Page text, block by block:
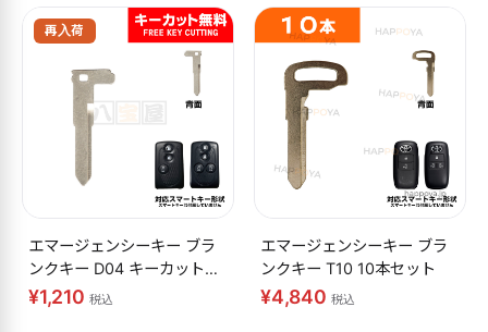
再入荷
エマージェンシーキー ブラ
ンクキー D04 キーカット無
料
¥1,210 税込
エマージェンシーキー ブラ
ンクキー T10 10本セット
¥4,840 税込